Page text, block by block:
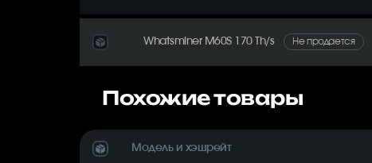
Whatsminer M60S 170 Th/s Не продается
Похожие товары
Модель и хэшрейт